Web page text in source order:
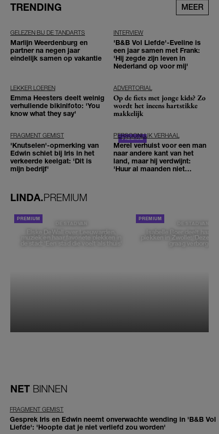
TRENDING MEER
GELEZEN BIJ DE TANDARTS
Marlijn Weerdenburg en
partner na negen jaar
eindelijk samen op vakantie
INTERVIEW
'B&B Vol Liefde'-Eveline is
een jaar samen met Frank:
'Hij zegde zijn leven in
Nederland op voor mij'
LEKKER LOEREN
Emma Heesters deelt weinig
verhullende bikinifoto: 'You
know what they say'
ADVERTORIAL
Op de fiets met jonge kids? Zo
wordt het ineens hartstikke
makkelijk
FRAGMENT GEMIST
'Knutselen'-opmerking van
Edwin schiet bij Iris in het
verkeerde keelgat: 'Dit is
mijn bedrijf'
PERSOONLIJK VERHAAL
Merel verhuist voor een man
naar andere kant van het
land, maar hij verdwijnt:
'Huur al maanden niet
LINDA.PREMIUM
DE STAD VAN
Elske DeWall over Leeuwarden,
muziek en haar favoriete plekken in
de stad: 'Een stad die voelt als thuis'
DE STAD VAN
Isabelle Boer deelt haar
plekken in Zwolle: 'Deze
graag verborgen'
NET BINNEN
FRAGMENT GEMIST
Gesprek Iris en Edwin neemt onverwachte wending in 'B&B Vol
Liefde': 'Hoopte dat je niet verliefd zou worden'